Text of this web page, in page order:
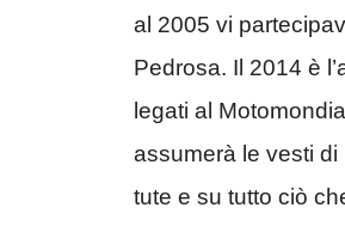
al 2005 vi
Pedrosa. Il 2014 è
legati al
assumerà le vesti
tute e su tutto ciò